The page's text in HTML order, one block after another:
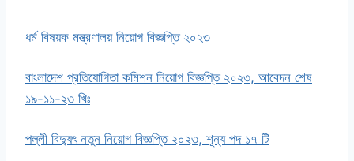
ধর্ম বিষয়ক মন্ত্রণালয় নিয়োগ বিজ্ঞপ্তি ২০২৩
বাংলাদেশ প্রতিযোগিতা কমিশন নিয়োগ বিজ্ঞপ্তি ২০২৩, আবেদন শেষ
১৯-১১-২৩ খিঃ
পল্লী বিদ্যুৎ নতুন নিয়োগ বিজ্ঞপ্তি ২০২৩, শূন্য পদ ১৭ টি